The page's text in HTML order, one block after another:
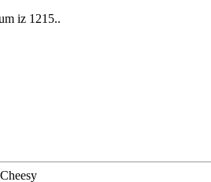
iz 1215..